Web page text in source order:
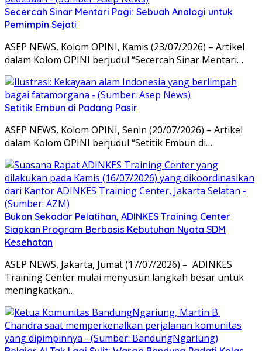
Secercah Sinar Mentari Pagi: Sebuah Analogi untuk
Pemimpin Sejati
ASEP NEWS, Kolom OPINI, Kamis (23/07/2026) – Artikel
dalam Kolom OPINI berjudul “Secercah Sinar Mentari…
Setitik Embun di Padang Pasir
ASEP NEWS, Kolom OPINI, Senin (20/07/2026) – Artikel
dalam Kolom OPINI berjudul “Setitik Embun di…
Bukan Sekadar Pelatihan, ADINKES Training Center
Siapkan Program Berbasis Kebutuhan Nyata SDM
Kesehatan
ASEP NEWS, Jakarta, Jumat (17/07/2026) – ADINKES
Training Center mulai menyusun langkah besar untuk
meningkatkan…